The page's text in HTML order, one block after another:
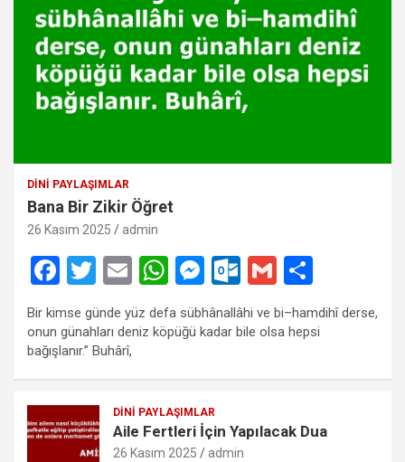
DINI PAYLAŞIMLAR
Bana Bir Zikir Öğret
26 Kasım 2025 admin
F
ce
b
o
o
k
T
wi
tt
er
E
m
ail
W
h
at
A
p
p
M
es
se
g
er
O
ut
lo
k.
o
G
m
ail
h
ar
Bir kimse günde yüz defa sübhânallâhi ve bi–hamdihî derse,
onun günahları deniz köpüğü kadar bile olsa hepsi
bağışlanır.” Buhârî,
DINI PAYLAŞIMLAR
Aile Fertleri İçin Yapılacak Dua
26 Kasım 2025 admin